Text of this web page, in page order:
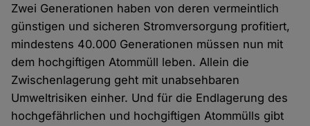
Zwei Generationen haben von deren vermeintlich
günstigen und sicheren Stromversorgung profitiert,
mindestens 40.000 Generationen müssen nun mit
dem hochgiftigen Atommüll leben. Allein die
Zwischenlagerung geht mit unabsehbaren
Umweltrisiken einher. Und für die Endlagerung des
hochgefährlichen und hochgiftigen Atommülls gibt